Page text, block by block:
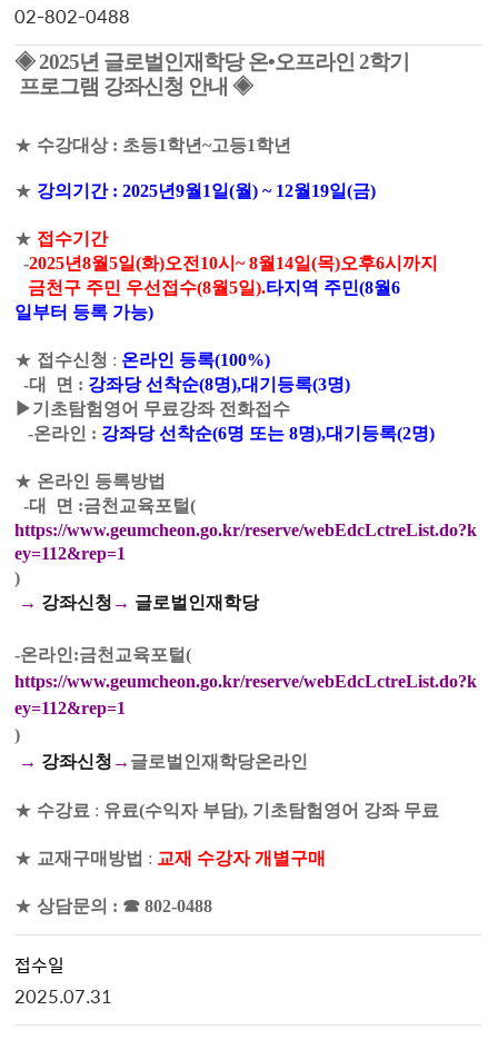
02-802-0488
◈ 2025년 글로벌인재학당온•오프라인 2학기
프로그램 강좌신청 안내 ◈
★ 수강대상 : 초등1학년~고등1학년
★ 강의기간 : 2025년9월1일(월) ~ 12월19일(금)
★ 접수기간
-2025년8월5일(화)오전 10시~ 8월14일(목)오후6시까지
금천구 주민 우선접수(8월5일).타지역 주민(8월6
일부터 등록 가능)
★ 접수신청 : 온라인 등록(100%)
-대 면 : 강좌당 선착순(8명),대기등록(3명)
▶기초탐험영어 무료강좌 전화접수
-온라인 : 강좌당 선착순(6명 또는 8명),대기등록(2명)
★ 온라인 등록방법
-대 면 :금천교육포털(
https://www.geumcheon.go.kr/reserve/webEdcLctreList.do?k
ey=112&rep=1
)
→ 강좌신청 → 글로벌인재학당
-온라인:금천교육포털(
https://www.geumcheon.go.kr/reserve/webEdcLctreList.do?k
ey=112&rep=1
)
→ 강좌신청 → 글로벌인재학당온라인
★ 수강료 : 유료(수익자 부담), 기초탐험영어 강좌 무료
★ 교재구매방법 : 교재 수강자 개별구매
★상담문의 : ☎802-0488
접수일
2025.07.31